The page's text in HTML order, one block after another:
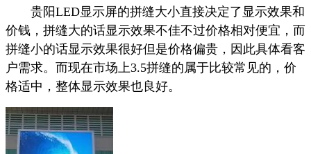
贵阳LED显示屏的拼缝大小直接决定了显示效果和
价钱，拼缝大的话显示效果不佳不过价格相对便宜，而
拼缝小的话显示效果很好但是价格偏贵，因此具体看客
户需求。而现在市场上3.5拼缝的属于比较常见的，价
格适中，整体显示效果也良好。